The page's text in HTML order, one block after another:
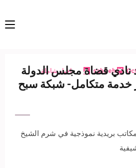
sabbeh اخبار شاملة
نادي قضاة مجلس الدولة
خدمة متكامل- شبكة سبح